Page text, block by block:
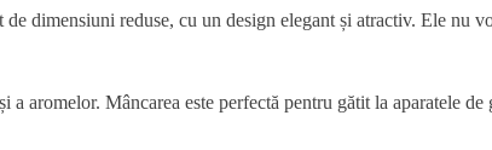
dimensiuni reduse, cu un design elegant și atractiv. Ele nu
aromelor. Mâncarea este perfectă pentru gătit la aparatele de